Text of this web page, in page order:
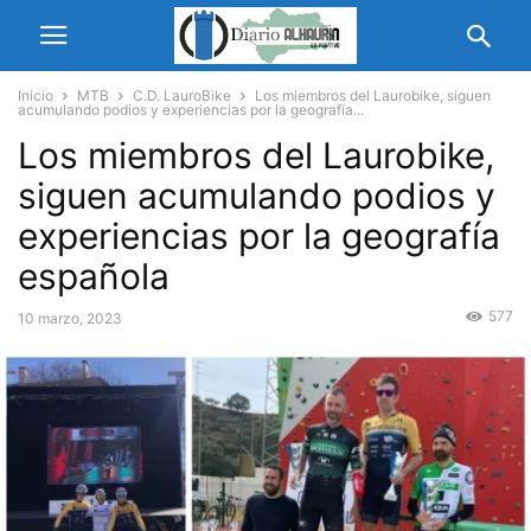
Inicio MTB C.D. LauroBike
Los miembros del Laurobike, siguen
acumulando podios y experiencias por la geografía...
Los miembros del Laurobike,
siguen acumulando podios y
experiencias por la geografía
española
10 marzo, 2023 577